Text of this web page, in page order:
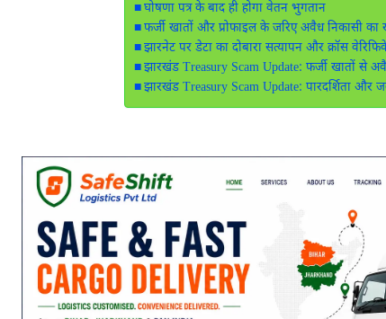
घोषणा पत्र के बाद ही होगा वेतन भुगतान
फर्जी खातों और प्रोफाइल के जरिए अवैध निकासी का
झारनेट पर डेटा का दोबारा सत्यापन और क्रॉस
झारखंड Treasury Scam Update: फर्जी खातों से
झारखंड Treasury Scam Update: पारदर्शिता और